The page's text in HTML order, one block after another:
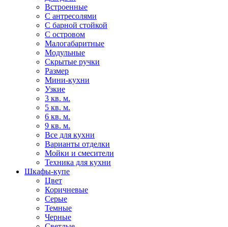
Встроенные
С антресолями
С барной стойкой
С островом
Малогабаритные
Модульные
Скрытые ручки
Размер
Мини-кухни
Узкие
3 кв. м.
5 кв. м.
6 кв. м.
9 кв. м.
Все для кухни
Варианты отделки
Мойки и смесители
Техника для кухни
Шкафы-купе
Цвет
Коричневые
Серые
Темные
Черные